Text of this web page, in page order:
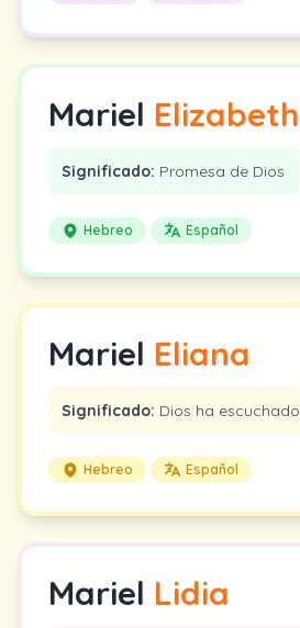
Mariel Elizabeth
Significado: Promesa de Dios
Hebreo Español
Mariel Eliana
Significado: Dios ha escuchado
Hebreo Español
Mariel Lidia